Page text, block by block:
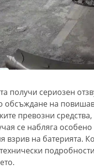
получи сериозен
обсъждане на
превозни средства,
се набляга
взрив на батерията.